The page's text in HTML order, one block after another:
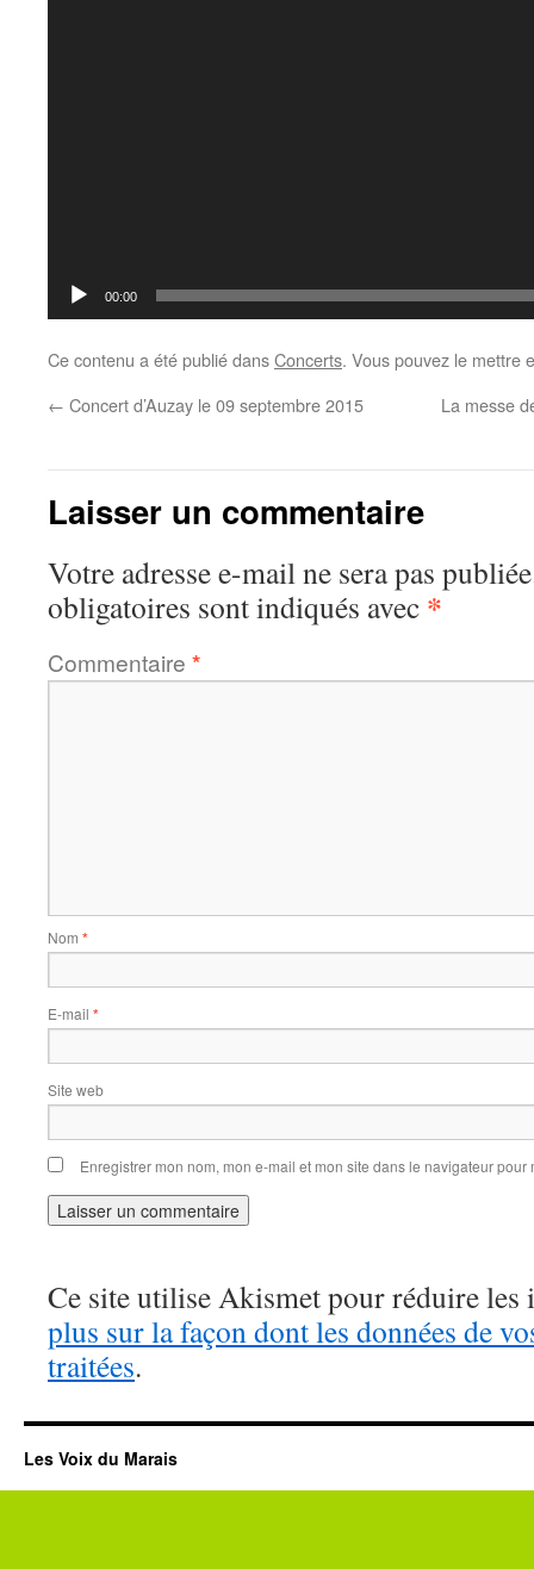
00:00
Ce contenu a été publié dansConcerts. Vous pouvez le mettre
← Concert d’Auzay le 09 septembre 2015 La messe
Laisser un commentaire
Votre adresse e-mail ne sera pas
obligatoires sont indiqués avec *
Commentaire *
Nom *
E-mail *
Site web
Enregistrer mon nom, mon e-mail et mon site dans le navigateur
Ce site utilise Akismet pour réduire les
plus sur la façon dont les données de
traitées.
Les Voix du Marais